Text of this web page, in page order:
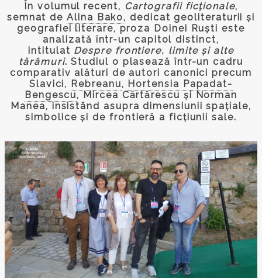
În volumul recent, Cartografii ficționale,
semnat deAlina Bako, dedicat geoliteraturii și
geografiei literare, proza Doinei Ruști este
analizată într-un capitol distinct,
intitulat Despre frontiere, limite și alte
tărâmuri. Studiul o plasează într-un cadru
comparativ alături de autori canonici precum
Slavici, Rebreanu, Hortensia Papadat-
Bengescu, Mircea Cărtărescu și Norman
Manea, insistând asupra dimensiunii spațiale,
simbolice și de frontieră a ficțiunii sale.